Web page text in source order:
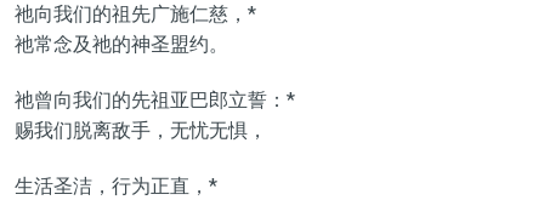
祂向我们的祖先广施仁慈，*
祂常念及祂的神圣盟约。
祂曾向我们的先祖亚巴郎立誓：*
赐我们脱离敌手，无忧无惧，
生活圣洁，行为正直，*